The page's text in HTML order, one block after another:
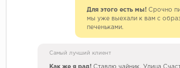
Для этого есть мы! Срочно
мы уже выехали к вам с
печеньками.
Самый лучший клиент